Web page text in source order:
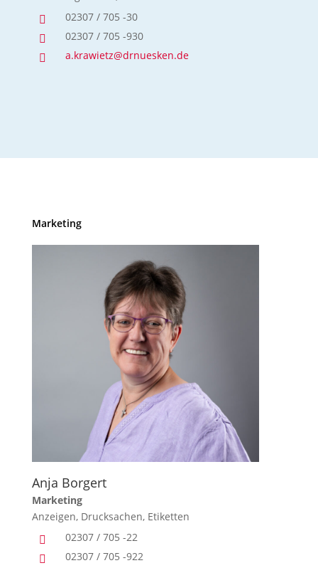
 02307 / 705 -30
 02307 / 705 -930
 a.krawietz@drnuesken.de
Marketing
Anja Borgert
Marketing
Anzeigen, Drucksachen, Etiketten
 02307 / 705 -22
 02307 / 705 -922